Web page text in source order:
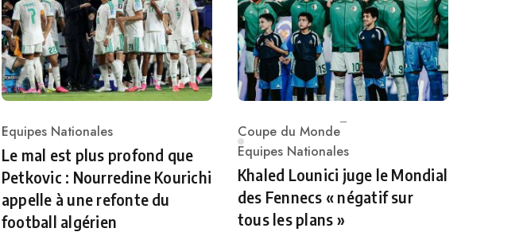
Category
Equipes Nationales
Le mal est plus profond que
Petkovic : Nourredine Kourichi
appelle à une refonte du
football algérien
Category
Coupe du Monde
Equipes Nationales
Khaled Lounici juge le Mondial
des Fennecs « négatif sur
tous les plans »